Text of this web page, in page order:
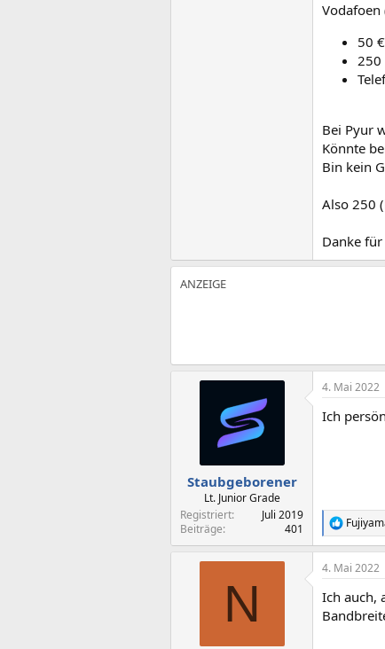
Vodafoen
50 €
Bei Pyur
Könnte
Bin kein
Also 250
Danke für
Staubgeborener
Lt. Junior Grade
Registriert
Juli 2019
Beiträge
401
4. Mai 2022
Ich
R
e
a
k
i
o
N
4. Mai 2022
Ich auch,